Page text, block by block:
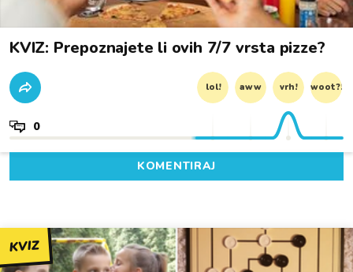
KVIZ: Prepoznajete li ovih 7/7 vrsta pizze?
lol! aww vrh! woot?!
0
KOMENTIRAJ
KVIZ